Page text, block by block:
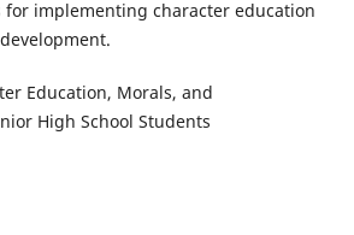
implementing character education
Education, Morals, and
High School Students